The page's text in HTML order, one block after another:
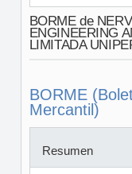
BORME de
ENGINEERING
LIMITADA
BORME
Mercantil)
Resumen